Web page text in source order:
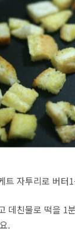
트 자투리로 버터
데친물로 떡을 1
.